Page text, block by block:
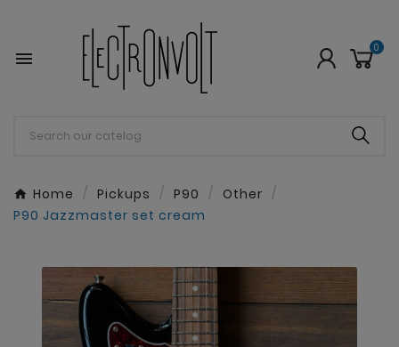

0
Home Pickups P90
Other
P90 Jazzmaster set cream